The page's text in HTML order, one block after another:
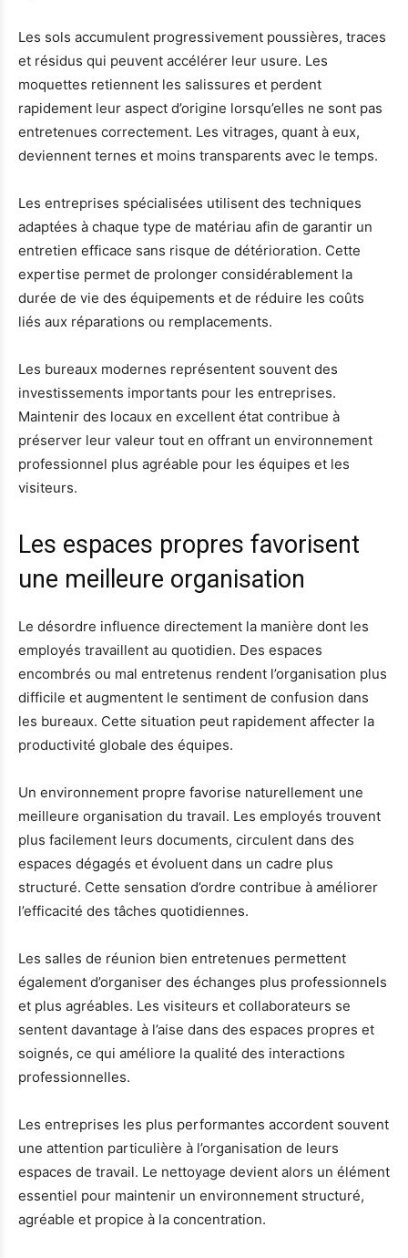
Les sols accumulent progressivement poussières, traces
et résidus qui peuvent accélérer leur usure. Les
moquettes retiennent les salissures et perdent
rapidement leur aspect d’origine lorsqu’elles ne sont pas
entretenues correctement. Les vitrages, quant à eux,
deviennent ternes et moins transparents avec le temps.
Les entreprises spécialisées utilisent des techniques
adaptées à chaque type de matériau afin de garantir un
entretien efficace sans risque de détérioration. Cette
expertise permet de prolonger considérablement la
durée de vie des équipements et de réduire les coûts
liés aux réparations ou remplacements.
Les bureaux modernes représentent souvent des
investissements importants pour les entreprises.
Maintenir des locaux en excellent état contribue à
préserver leur valeur tout en offrant un environnement
professionnel plus agréable pour les équipes et les
visiteurs.
Les espaces propres favorisent
une meilleure organisation
Le désordre influence directement la manière dont les
employés travaillent au quotidien. Des espaces
encombrés ou mal entretenus rendent l’organisation plus
difficile et augmentent le sentiment de confusion dans
les bureaux. Cette situation peut rapidement affecter la
productivité globale des équipes.
Un environnement propre favorise naturellement une
meilleure organisation du travail. Les employés trouvent
plus facilement leurs documents, circulent dans des
espaces dégagés et évoluent dans un cadre plus
structuré. Cette sensation d’ordre contribue à améliorer
l’efficacité des tâches quotidiennes.
Les salles de réunion bien entretenues permettent
également d’organiser des échanges plus professionnels
et plus agréables. Les visiteurs et collaborateurs se
sentent davantage à l’aise dans des espaces propres et
soignés, ce qui améliore la qualité des interactions
professionnelles.
Les entreprises les plus performantes accordent souvent
une attention particulière à l’organisation de leurs
espaces de travail. Le nettoyage devient alors un élément
essentiel pour maintenir un environnement structuré,
agréable et propice à la concentration.